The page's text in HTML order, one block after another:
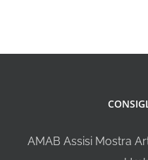
AMAB Assisi Mostra